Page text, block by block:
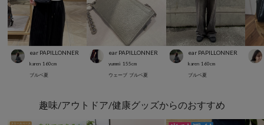
ear PAPILLONNER
karen 160cm
ブルベ夏
ear PAPILLONNER
yummi 155cm
ウェーブ ブルベ夏
ear PAPILLONNER
karen 160cm
ブルベ夏
趣味/アウトドア/健康グッズからのおすすめ